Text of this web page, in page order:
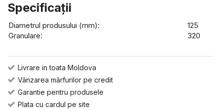
Specificaţii
Diametrul produsului (mm):
125
Granulare:
320
Livrare in toata Moldova
Vânzarea mărfurilor pe credit
Garantie pentru produsele
Plata cu cardul pe site